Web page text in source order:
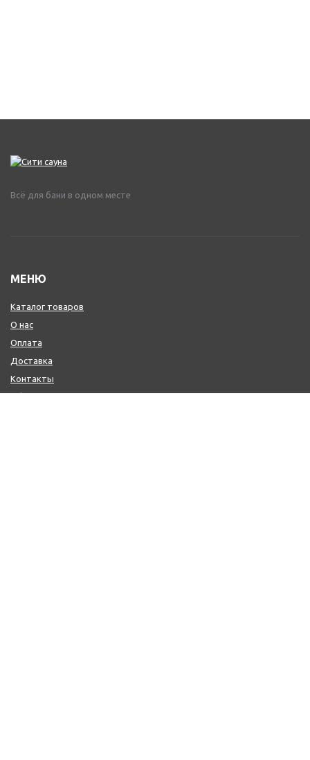
Всё для бани в одном месте
МЕНЮ
Каталог товаров
О нас
Оплата
Доставка
Контакты
Обмен и возврат